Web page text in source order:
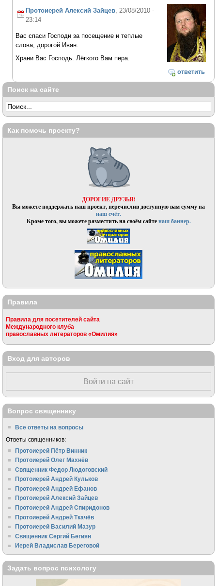
Протоиерей Алексий Зайцев , 23/08/2010 -
23:14
Вас спаси Господи за посещение и теплые
слова, дорогой Иван.
Храни Вас Господь. Лёгкого Вам пера.
ответить
Поиск на сайте
Как помочь проекту?
ДОРОГИЕ ДРУЗЬЯ!
Вы можете поддержать наш проект, перечислив доступную вам сумму на
наш счёт.
Кроме того, вы можете разместить на своём сайтенаш баннер.
Правила
Правила для посетителей сайта
Международного клуба
православных литераторов «Омилия»
Вход для авторов
Войти на сайт
Вопрос священнику
Все ответы на вопросы
Ответы священников:
Протоиерей Пётр Винник
Протоиерей Олег Махнёв
Священник Федор Людоговский
Протоиерей Андрей Кульков
Протоиерей Андрей Ефанов
Протоиерей Алексий Зайцев
Протоиерей Андрей Спиридонов
Протоиерей Андрей Ткачёв
Протоиерей Василий Мазур
Священник Сергий Бегиян
Иерей Владислав Береговой
Задать вопрос психологу